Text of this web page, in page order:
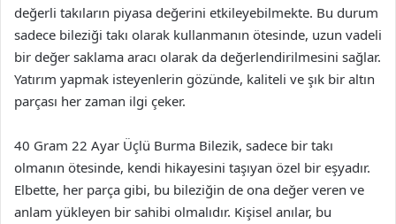
değerli takıların piyasa değerini etkileyebilmekte. Bu durum
sadece bileziği takı olarak kullanmanın ötesinde, uzun vadeli
bir değer saklama aracı olarak da değerlendirilmesini sağlar.
Yatırım yapmak isteyenlerin gözünde, kaliteli ve şık bir altın
parçası her zaman ilgi çeker.
40 Gram 22 Ayar Üçlü Burma Bilezik, sadece bir takı
olmanın ötesinde, kendi hikayesini taşıyan özel bir eşyadır.
Elbette, her parça gibi, bu bileziğin de ona değer veren ve
anlam yükleyen bir sahibi olmalıdır. Kişisel anılar, bu